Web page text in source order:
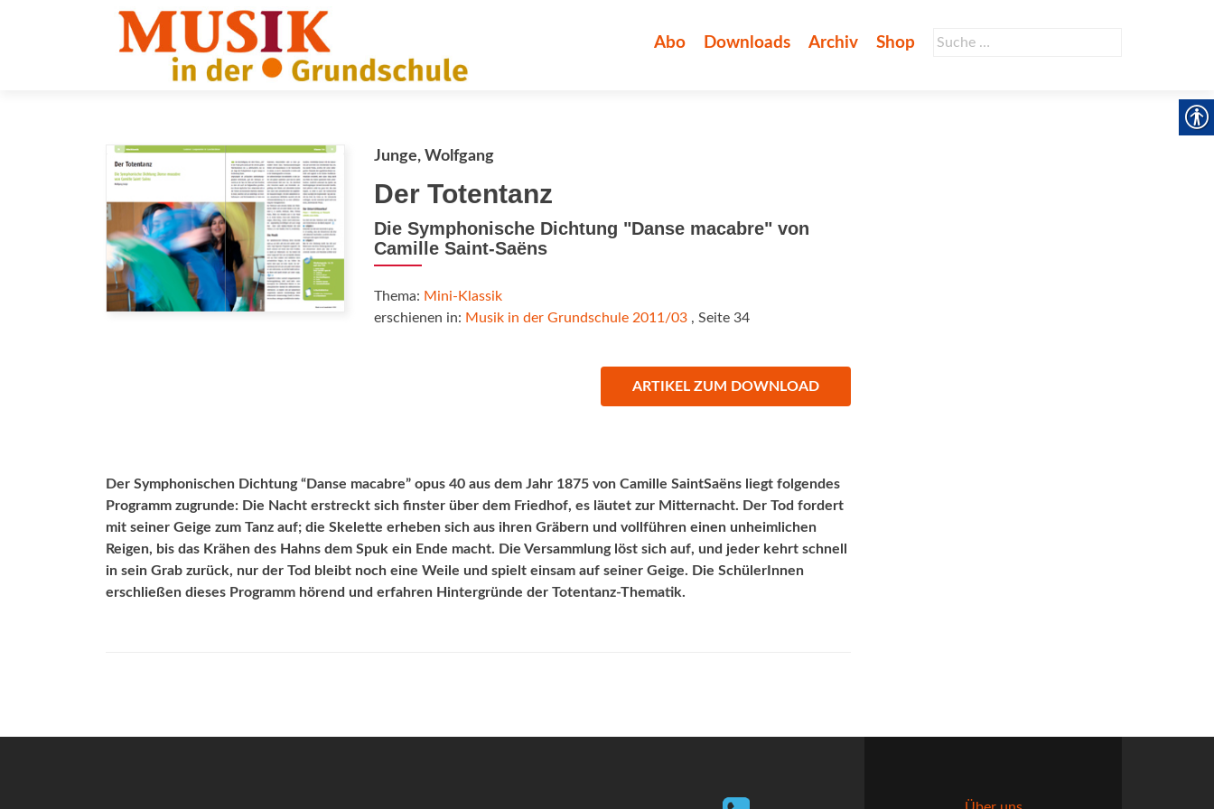
Suche
Abo Downloads Archiv Shop
Junge, Wolfgang
Der Totentanz
Die Symphonische Dichtung "Danse macabre" von
Camille Saint-Saëns
Thema: Mini-Klassik
erschienen in: Musik in der Grundschule 2011/03 , Seite 34
ARTIKEL ZUM DOWNLOAD
Der Symphonischen Dichtung “Danse macabre” opus 40 aus dem Jahr 1875 von Camille SaintSaëns liegt folgendes
Programm zugrunde: Die Nacht erstreckt sich finster über dem Friedhof, es läutet zur Mitternacht. Der Tod fordert
mit seiner Geige zum Tanz auf; die Skelette erheben sich aus ihren Gräbern und vollführen einen unheimlichen
Reigen, bis das Krähen des Hahns dem Spuk ein Ende macht. Die Versammlung löst sich auf, und jeder kehrt schnell
in sein Grab zurück, nur der Tod bleibt noch eine Weile und spielt einsam auf seiner Geige. Die SchülerInnen
erschließen dieses Programm hörend und erfahren Hintergründe der Totentanz-Thematik.